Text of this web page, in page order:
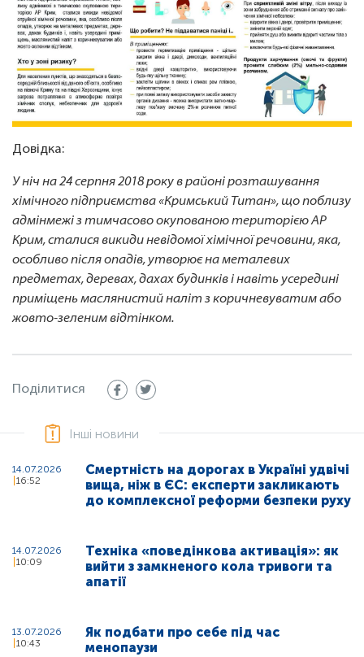
Довідка:
У ніч на 24 серпня 2018 року в районі розташування
хімічного підприємства «Кримський Титан», що поблизу
адмінмежі з тимчасово окупованою територією АР
Крим, сталися викиди невідомої хімічної речовини, яка,
особливо після опадів, утворює на металевих
предметах, деревах, дахах будинків і навіть усередині
приміщень маслянистий наліт з коричневуватим або
жовто-зеленим відтінком.
Поділитися
Інші новини
14.07.2026
16:52
Смертність на дорогах в Україні удвічі
вища, ніж в ЄС: експерти закликають
до комплексної реформи безпеки руху
14.07.2026
10:09
Техніка «поведінкова активація»: як
вийти з замкненого кола тривоги та
апатії
13.07.2026
10:43
Як подбати про себе під час
менопаузи